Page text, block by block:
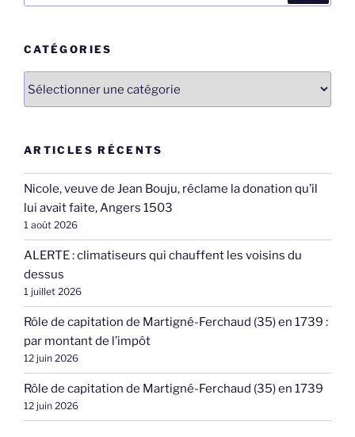
CATÉGORIES
ARTICLES RÉCENTS
Nicole, veuve de Jean Bouju, réclame la donation qu’il
lui avait faite, Angers 1503
1 août 2026
ALERTE : climatiseurs qui chauffent les voisins du
dessus
1 juillet 2026
Rôle de capitation de Martigné-Ferchaud (35) en 1739 :
par montant de l’impôt
12 juin 2026
Rôle de capitation de Martigné-Ferchaud (35) en 1739
12 juin 2026